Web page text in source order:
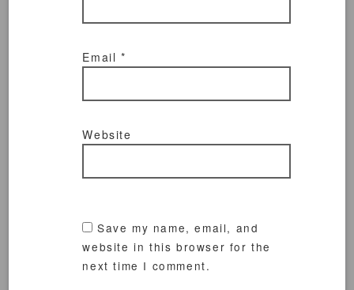
Email*
Website
Save my name, email, and
website in this browser for the
next time I comment.